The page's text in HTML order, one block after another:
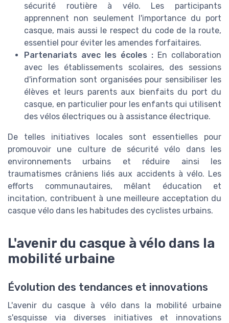
sécurité routière à vélo. Les participants
apprennent non seulement l'importance du port
casque, mais aussi le respect du code de la route,
essentiel pour éviter les amendes forfaitaires.
Partenariats avec les écoles : En collaboration
avec les établissements scolaires, des sessions
d'information sont organisées pour sensibiliser les
élèves et leurs parents aux bienfaits du port du
casque, en particulier pour les enfants qui utilisent
des vélos électriques ou à assistance électrique.
De telles initiatives locales sont essentielles pour
promouvoir une culture de sécurité vélo dans les
environnements urbains et réduire ainsi les
traumatismes crâniens liés aux accidents à vélo. Les
efforts communautaires, mêlant éducation et
incitation, contribuent à une meilleure acceptation du
casque vélo dans les habitudes des cyclistes urbains.
L'avenir du casque à vélo dans la
mobilité urbaine
Évolution des tendances et innovations
L'avenir du casque à vélo dans la mobilité urbaine
s'esquisse via diverses initiatives et innovations